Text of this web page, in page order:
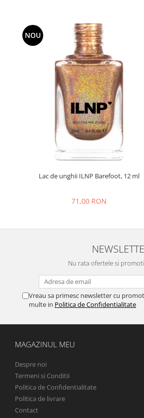
NOU
Lac de unghii ILNP Barefoot, 12 ml
71,00 RON
Nu rata ofertele si
Vreau sa primesc newsletter cu
multe in Politica de Confidentialitate
MAGAZINUL MEU
Despre noi
Termeni si Conditii
Politica de Confidentialitate
Politica de livrare
Contact